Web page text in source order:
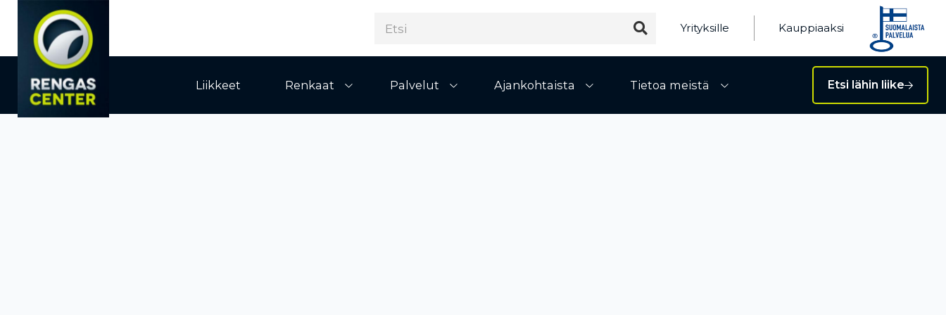
Yrityksille Kauppiaaksi
Liikkeet Renkaat
Avaa alivalikko
Palvelut
Avaa alivalikko
Ajankohtaista
Avaa alivalikko
Tietoa meistä Etsi lähin liike